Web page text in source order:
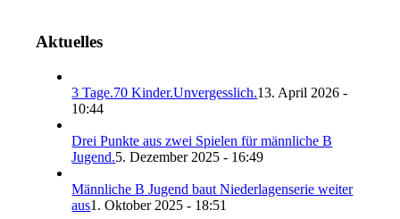
Aktuelles
3 Tage.70 Kinder.Unvergesslich.13. April 2026 -
10:44
Drei Punkte aus zwei Spielen für männliche B
Jugend.5. Dezember 2025 - 16:49
Männliche B Jugend baut Niederlagenserie weiter
aus1. Oktober 2025 - 18:51